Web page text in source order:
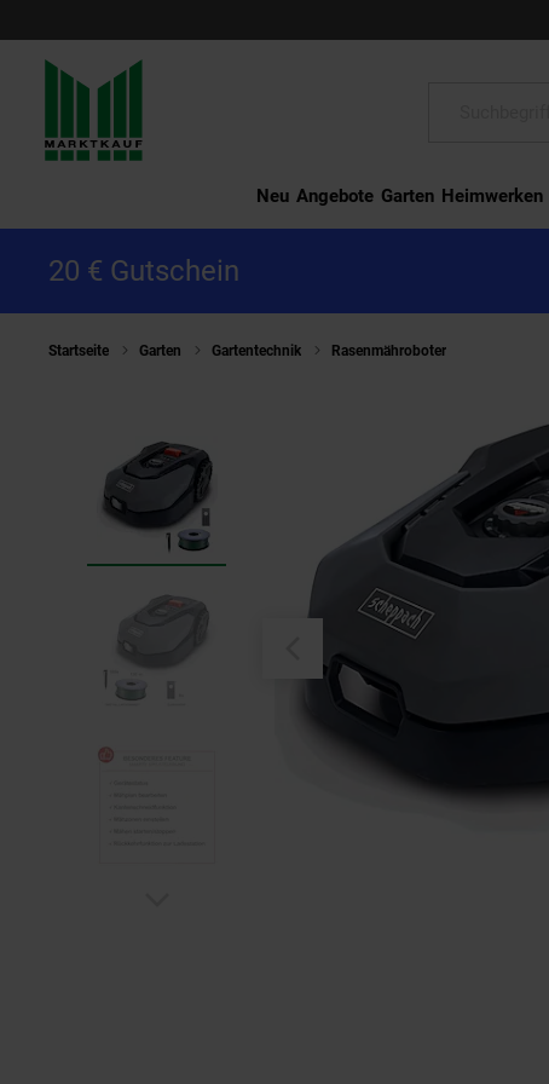
Neu Angebote Garten Heimwerken
20 € Gutschein
Startseite Garten Gartentechnik Rasenmähroboter